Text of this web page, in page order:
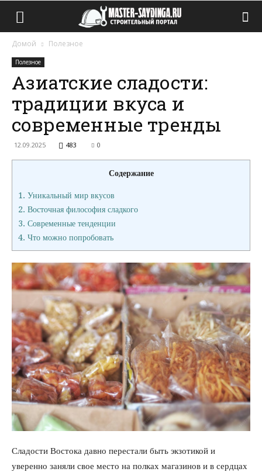
Домой Полезное
Полезное
Азиатские сладости:
традиции вкуса и
современные тренды
12.09.2025 483 0
Содержание
1. Уникальный мир вкусов
2. Восточная философия сладкого
3. Современные тенденции
4. Что можно попробовать
Сладости Востока давно перестали быть экзотикой и
уверенно заняли свое место на полках магазинов и в сердцах